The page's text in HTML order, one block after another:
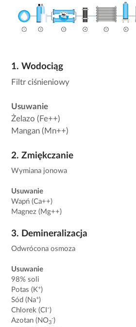
1. Wodociąg
Filtr ciśnieniowy
Usuwanie
Żelazo (Fe++)
Mangan (Mn++)
2. Zmiękczanie
Wymiana jonowa
Usuwanie
Wapń (Ca++)
Magnez (Mg++)
3. Demineralizacja
Odwrócona osmoza
Usuwanie
98% soli
Potas (K+)
Sód (Na+)
Chlorek (CI -)
Azotan (NO3
-)